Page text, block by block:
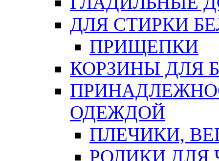
ДЛЯ СТИРКИ
ПРИЩЕПКИ
КОРЗИНЫ ДЛЯ
ОДЕЖДОЙ
ПЛЕЧИКИ,
РОЛИКИ ДЛЯ